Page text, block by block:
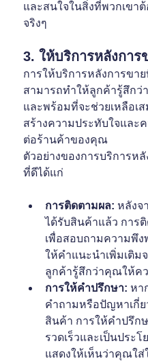
และสนใจในสิ่งที่พวกเขาต้
จริงๆ
3. ให้บริการหลังการ
การให้บริการหลังการขา
สามารถทำให้ลูกค้ารู้สึกว่
และพร้อมที่จะช่วยเหลือเส
สร้างความประทับใจและ
ต่อร้านค้าของคุณ
ตัวอย่างของการบริการหลั
ที่ดีได้แก่
การติดตามผล: หลังจ
ได้รับสินค้าแล้ว การ
เพื่อสอบถามความพึง
ให้คำแนะนำเพิ่มเติม
ลูกค้ารู้สึกว่าคุณให้ค
การให้คำปรึกษา: หา
คำถามหรือปัญหาเกี่ย
สินค้า การให้คำปรึก
รวดเร็วและเป็นประโ
แสดงให้เห็นว่าคุณใส่